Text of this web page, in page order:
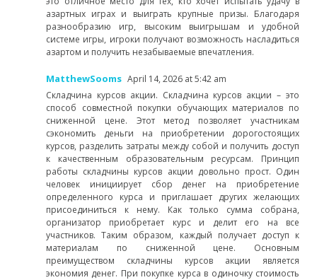
азартных играх и выиграть крупные призы. Благодаря
разнообразию игр, высоким выигрышам и удобной
системе игры, игроки получают возможность насладиться
азартом и получить незабываемые впечатления.
MatthewSooms April 14, 2026 at 5:42 am
Складчина курсов акции. Складчина курсов акции – это
способ совместной покупки обучающих материалов по
сниженной цене. Этот метод позволяет участникам
сэкономить деньги на приобретении дорогостоящих
курсов, разделить затраты между собой и получить доступ
к качественным образовательным ресурсам. Принцип
работы складчины курсов акции довольно прост. Один
человек инициирует сбор денег на приобретение
определенного курса и приглашает других желающих
присоединиться к нему. Как только сумма собрана,
организатор приобретает курс и делит его на все
участников. Таким образом, каждый получает доступ к
материалам по сниженной цене. Основным
преимуществом складчины курсов акции является
экономия денег. При покупке курса в одиночку стоимость